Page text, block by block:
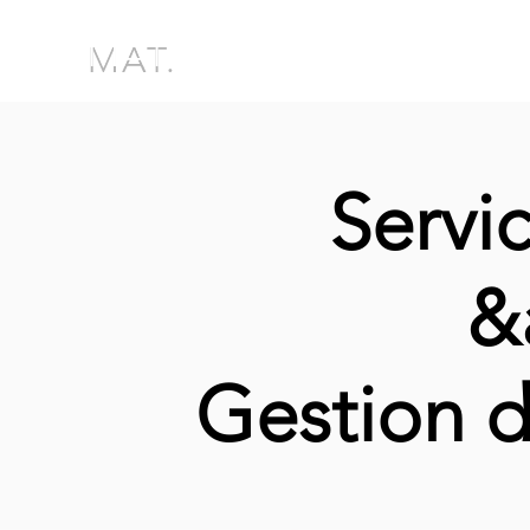
MAT.
Gestion